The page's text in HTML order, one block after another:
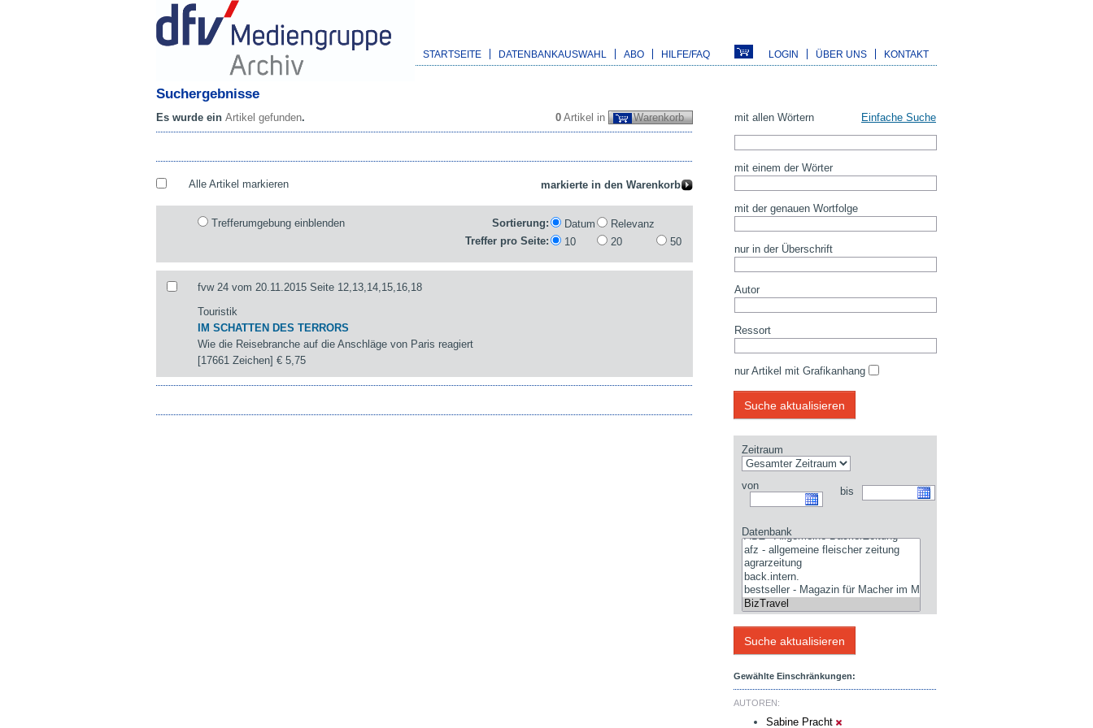
STARTSEITE DATENBANKAUSWAHL ABO HILFE/FAQ LOGIN ÜBER UNS KONTAKT
Suchergebnisse
0 Artikel in Warenkorb
Es wurde ein Artikel gefunden.
Alle Artikel markieren
Trefferumgebung einblenden Sortierung: Datum
Relevanz
Treffer pro Seite:
10 20 50
fvw 24 vom 20.11.2015 Seite 12,13,14,15,16,18
Touristik
IM SCHATTEN DES TERRORS
Wie die Reisebranche auf die Anschläge von Paris reagiert
[17661 Zeichen]€ 5,75
mit allen Wörtern Einfache Suche
mit einem der Wörter
mit der genauen Wortfolge
nur in der Überschrift
Autor
Ressort
nur Artikel mit Grafikanhang
Zeitraum
von bis
Datenbank
Gewählte Einschränkungen:
AUTOREN:
Sabine Pracht